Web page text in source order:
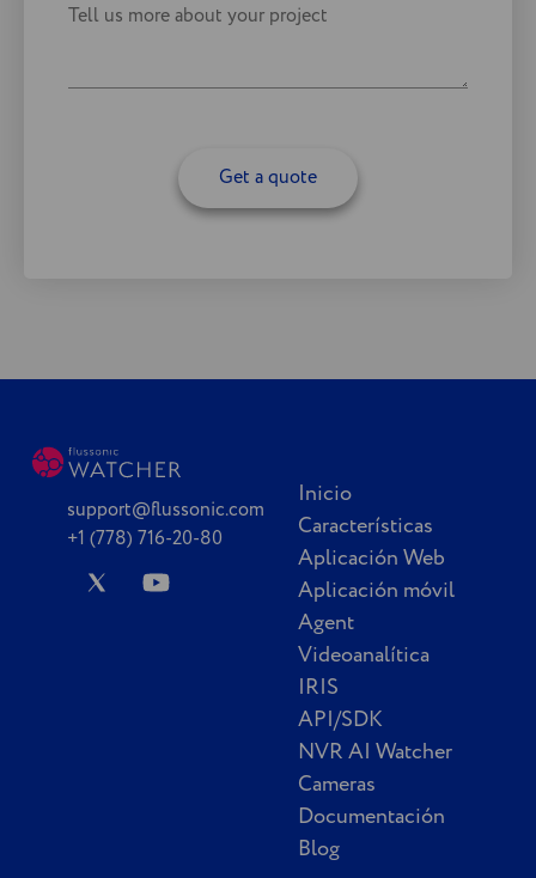
Get a quote
support@flussonic.com
+1 (778) 716-20-80
Inicio
Características
Aplicación Web
Aplicación móvil
Agent
Videoanalítica
IRIS
API/SDK
NVR AI Watcher
Cameras
Documentación
Blog